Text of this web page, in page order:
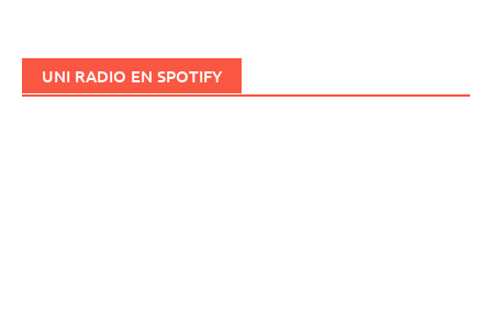
UNI RADIO EN SPOTIFY